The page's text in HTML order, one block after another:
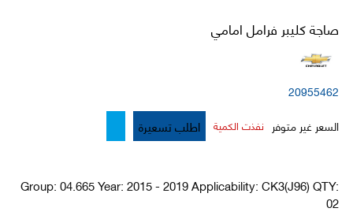
صاجة كليبر فرامل امامي
20955462
السعر غير متوفر نفذت الكمية اطلب تسعيرة
Group: 04.665 Year: 2015 - 2019 Applicability: CK3(J96) QTY:
02